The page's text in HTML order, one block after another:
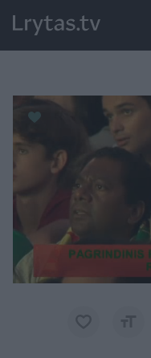
Paremkite Ukrainą